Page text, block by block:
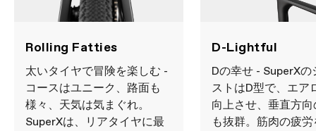
Rolling Fatties
太いタイヤで冒険を楽しむ -
コースはユニーク、路面も
様々、天気は気まぐれ。
SuperXは、リアタイヤに最
D-Lightful
Dの幸せ - SuperXの
ストはD型で、エア
向上させ、垂直方
も抜群。筋肉の疲